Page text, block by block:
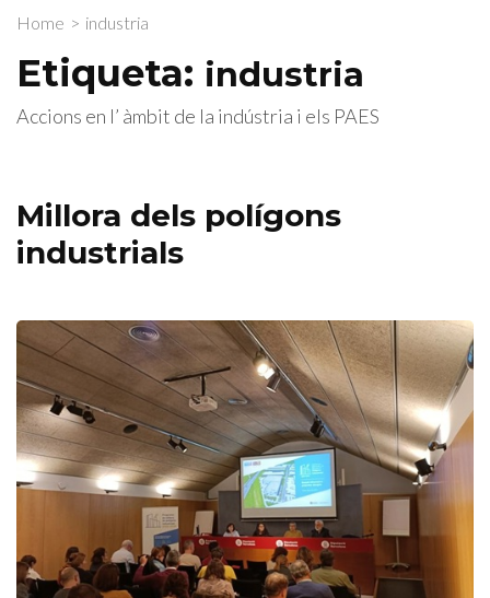
Home > industria
Etiqueta: industria
Accions en l’ àmbit de la indústria i els PAES
Millora dels polígons
industrials